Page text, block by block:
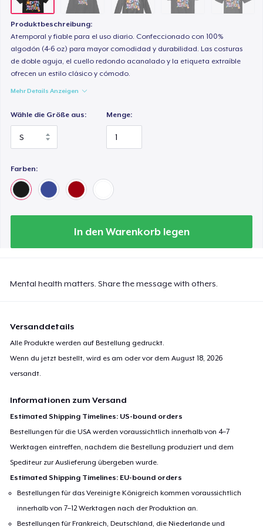
Produktbeschreibung:
Atemporal y fiable para el uso diario. Confeccionado con 100%
algodón (4-6 oz) para mayor comodidad y durabilidad. Las costuras
de doble aguja, el cuello redondo acanalado y la etiqueta extraíble
ofrecen un estilo clásico y cómodo.
Mehr Details Anzeigen
Wähle die Größe aus: Menge:
Farben:
In den Warenkorb legen
Mental health matters. Share the message with others.
Versanddetails
Alle Produkte werden auf Bestellung gedruckt.
Wenn du jetzt bestellt, wird es am oder vor demAugust 18, 2026
versandt.
Informationen zum Versand
Estimated Shipping Timelines: US-bound orders
Bestellungen für die USA werden voraussichtlich innerhalb von 4–7
Werktagen eintreffen, nachdem die Bestellung produziert und dem
Spediteur zur Auslieferung übergeben wurde.
Estimated Shipping Timelines: EU-bound orders
Bestellungen für das Vereinigte Königreich kommen voraussichtlich
innerhalb von 7–12 Werktagen nach der Produktion an.
Bestellungen für Frankreich, Deutschland, die Niederlande und